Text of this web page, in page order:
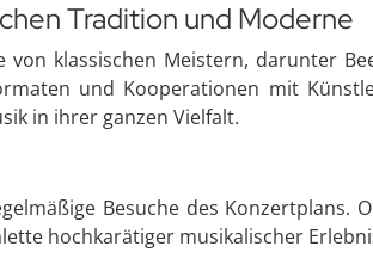
Tradition und Moderne
klassischen Meistern, darunter
und Kooperationen mit
in ihrer ganzen Vielfalt.
Besuche des Konzertplans.
hochkarätiger musikalischer